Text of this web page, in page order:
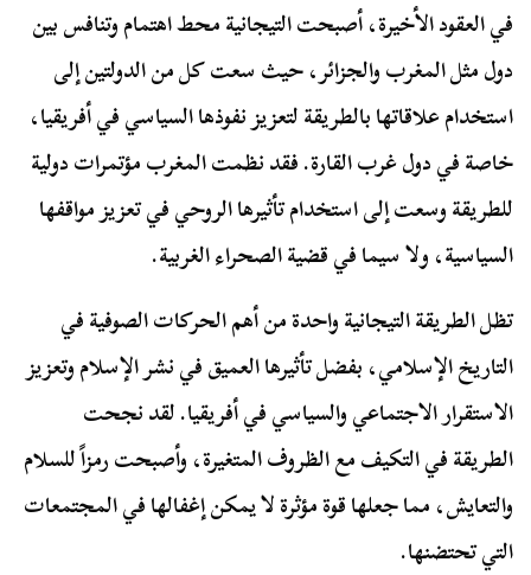
في العقود الأخيرة، أصبحت التيجانية محط اهتمام وتنافس بين
دول مثل المغرب والجزائر، حيث سعت كل من الدولتين إلى
استخدام علاقاتها بالطريقة لتعزيز نفوذها السياسي في أفريقيا،
خاصة في دول غرب القارة. فقد نظمت المغرب مؤتمرات دولية
للطريقة وسعت إلى استخدام تأثيرها الروحي في تعزيز مواقفها
السياسية، ولا سيما في قضية الصحراء الغربية.
تظل الطريقة التيجانية واحدة من أهم الحركات الصوفية في
التاريخ الإسلامي، بفضل تأثيرها العميق في نشر الإسلام وتعزيز
الاستقرار الاجتماعي والسياسي في أفريقيا. لقد نجحت
الطريقة في التكيف مع الظروف المتغيرة، وأصبحت رمزاً للسلام
والتعايش، مما جعلها قوة مؤثرة لا يمكن إغفالها في المجتمعات
التي تحتضنها.